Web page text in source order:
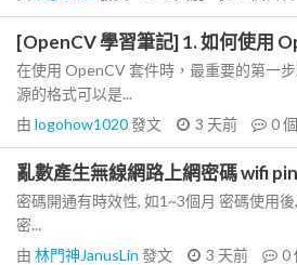
[OpenCV 學習筆記] 1. 如何使用
在使用 OpenCV 套件時，最重要的第一
源的格式可以是...
由 logohow1020發文 3 天前 0
亂數產生無線網路上網密碼 wifi
密碼開通有時效性, 如1~3個月 密碼使用
密...
由 林門神JanusLin 發文 3 天前 0